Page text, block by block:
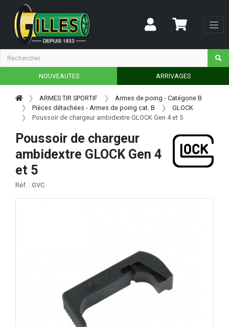
NOUVEAUTES ARRIVAGES
ARMES TIR SPORTIF
Armes de poing - Catégorie B
Pièces détachées - Armes de poing cat. B
GLOCK
Poussoir de chargeur ambidextre GLOCK Gen 4 et 5
Poussoir de chargeur
ambidextre GLOCK Gen 4
et 5
Réf. : GVC